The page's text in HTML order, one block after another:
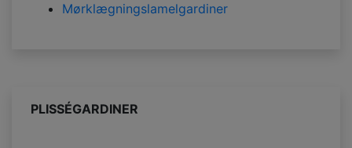
Mørklægningslamelgardiner
PLISSÉGARDINER